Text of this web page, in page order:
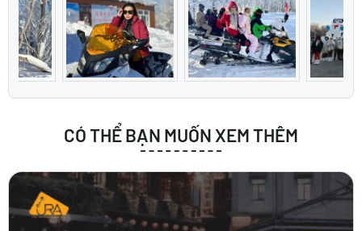
CÓ THỂ BẠN MUỐN XEM THÊM